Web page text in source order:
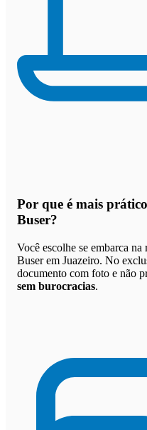
Por que é mais
Buser?
Você escolhe se embarca
Buser em Juazeiro. No
documento com foto e não
sem burocracias.